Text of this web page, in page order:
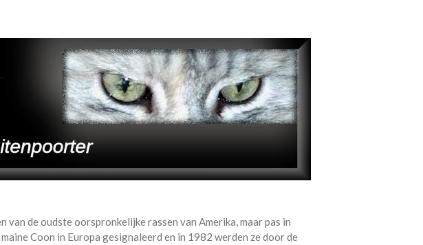
van de oudste oorspronkelijke rassen van Amerika, maar pas in
Coon in Europa gesignaleerd en in 1982 werden ze door de